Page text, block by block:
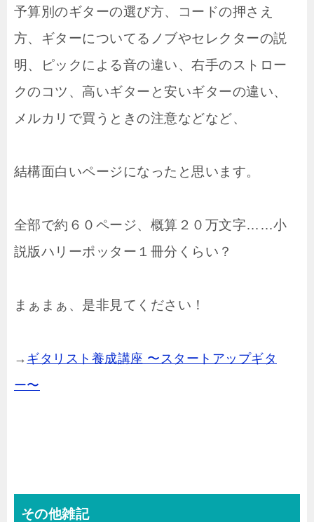
予算別のギターの選び方、コードの押さえ
方、ギターについてるノブやセレクターの説
明、ピックによる音の違い、右手のストロー
クのコツ、高いギターと安いギターの違い、
メルカリで買うときの注意などなど、
結構面白いページになったと思います。
全部で約６０ページ、概算２０万文字……小
説版ハリーポッター１冊分くらい？
まぁまぁ、是非見てください！
→ ギタリスト養成講座 〜スタートアップギタ
ー〜
その他雑記